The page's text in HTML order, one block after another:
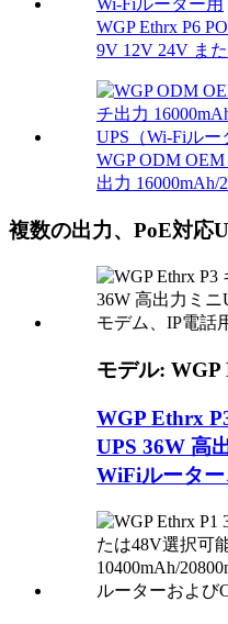
WGP Ethrx P6
9V 12V 24V ま
WGP ODM
出力 16000mAh/
複数の出力、PoE対応
モデル: WGP
WGP Ethrx
UPS 36W 高
WiFiルーター